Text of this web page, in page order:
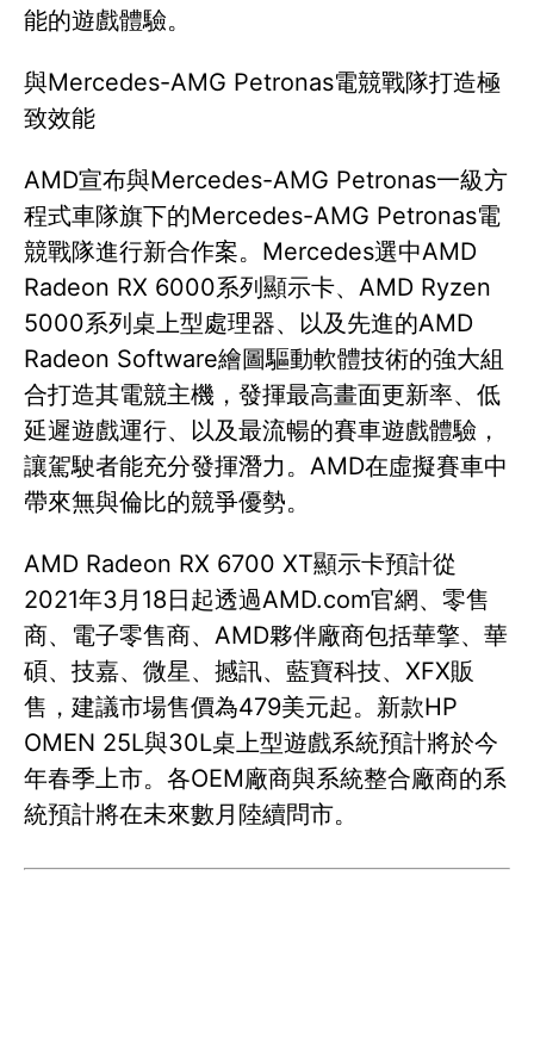
能的遊戲體驗。
與Mercedes-AMG Petronas電競戰隊打造極
致效能
AMD宣布與Mercedes-AMG Petronas一級方
程式車隊旗下的Mercedes-AMG Petronas電
競戰隊進行新合作案。Mercedes選中AMD
Radeon RX 6000系列顯示卡、AMD Ryzen
5000系列桌上型處理器、以及先進的AMD
Radeon Software繪圖驅動軟體技術的強大組
合打造其電競主機，發揮最高畫面更新率、低
延遲遊戲運行、以及最流暢的賽車遊戲體驗，
讓駕駛者能充分發揮潛力。AMD在虛擬賽車中
帶來無與倫比的競爭優勢。
AMD Radeon RX 6700 XT顯示卡預計從
2021年3月18日起透過AMD.com官網、零售
商、電子零售商、AMD夥伴廠商包括華擎、華
碩、技嘉、微星、撼訊、藍寶科技、XFX販
售，建議市場售價為479美元起。新款HP
OMEN 25L與30L桌上型遊戲系統預計將於今
年春季上市。各OEM廠商與系統整合廠商的系
統預計將在未來數月陸續問市。